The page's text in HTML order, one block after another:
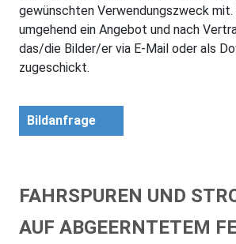
gewünschten Verwendungszweck mit.
umgehend ein Angebot und nach
das/die Bilder/er via E-Mail oder als
zugeschickt.
Bildanfrage
FAHRSPUREN UND
AUF ABGEERNTETEM